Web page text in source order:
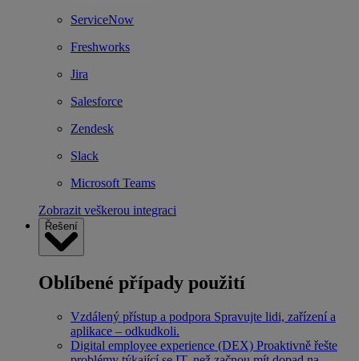
ServiceNow
Freshworks
Jira
Salesforce
Zendesk
Slack
Microsoft Teams
Zobrazit veškerou integraci
Řešení
Oblíbené případy použití
Vzdálený přístup a podpora Spravujte lidi, zařízení a
aplikace – odkudkoli.
Digital employee experience (DEX) Proaktivně řešte